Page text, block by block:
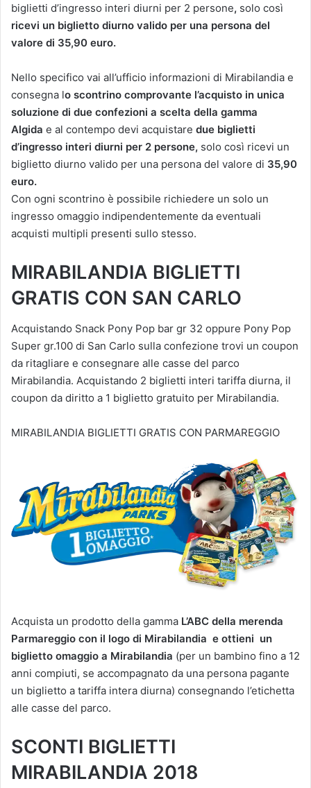
biglietti d’ingresso interi diurni per 2 persone, solo così
ricevi un biglietto diurno valido per una persona del
valore di 35,90 euro.
Nello specifico vai all’ufficio informazioni di Mirabilandia e
consegna lo scontrino comprovante l’acquisto in unica
soluzione di due confezioni a scelta della gamma
Algida e al contempo devi acquistare due biglietti
d’ingresso interi diurni per 2 persone, solo così ricevi un
biglietto diurno valido per una persona del valore di 35,90
euro.
Con ogni scontrino è possibile richiedere un solo un
ingresso omaggio indipendentemente da eventuali
acquisti multipli presenti sullo stesso.
MIRABILANDIA BIGLIETTI
GRATIS CON SAN CARLO
Acquistando Snack Pony Pop bar gr 32 oppure Pony Pop
Super gr.100 di San Carlo sulla confezione trovi un coupon
da ritagliare e consegnare alle casse del parco
Mirabilandia. Acquistando 2 biglietti interi tariffa diurna, il
coupon da diritto a 1 biglietto gratuito per Mirabilandia.
MIRABILANDIA BIGLIETTI GRATIS CON PARMAREGGIO
Acquista un prodotto della gamma L’ABC della merenda
Parmareggio con il logo di Mirabilandia e ottieni un
biglietto omaggio a Mirabilandia (per un bambino fino a 12
anni compiuti, se accompagnato da una persona pagante
un biglietto a tariffa intera diurna) consegnando l’etichetta
alle casse del parco.
SCONTI BIGLIETTI
MIRABILANDIA 2018